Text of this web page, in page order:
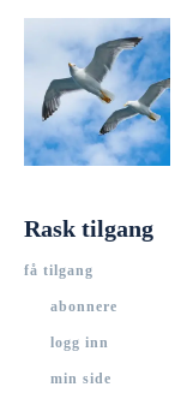
Rask tilgang
få tilgang
abonnere
logg inn
min side